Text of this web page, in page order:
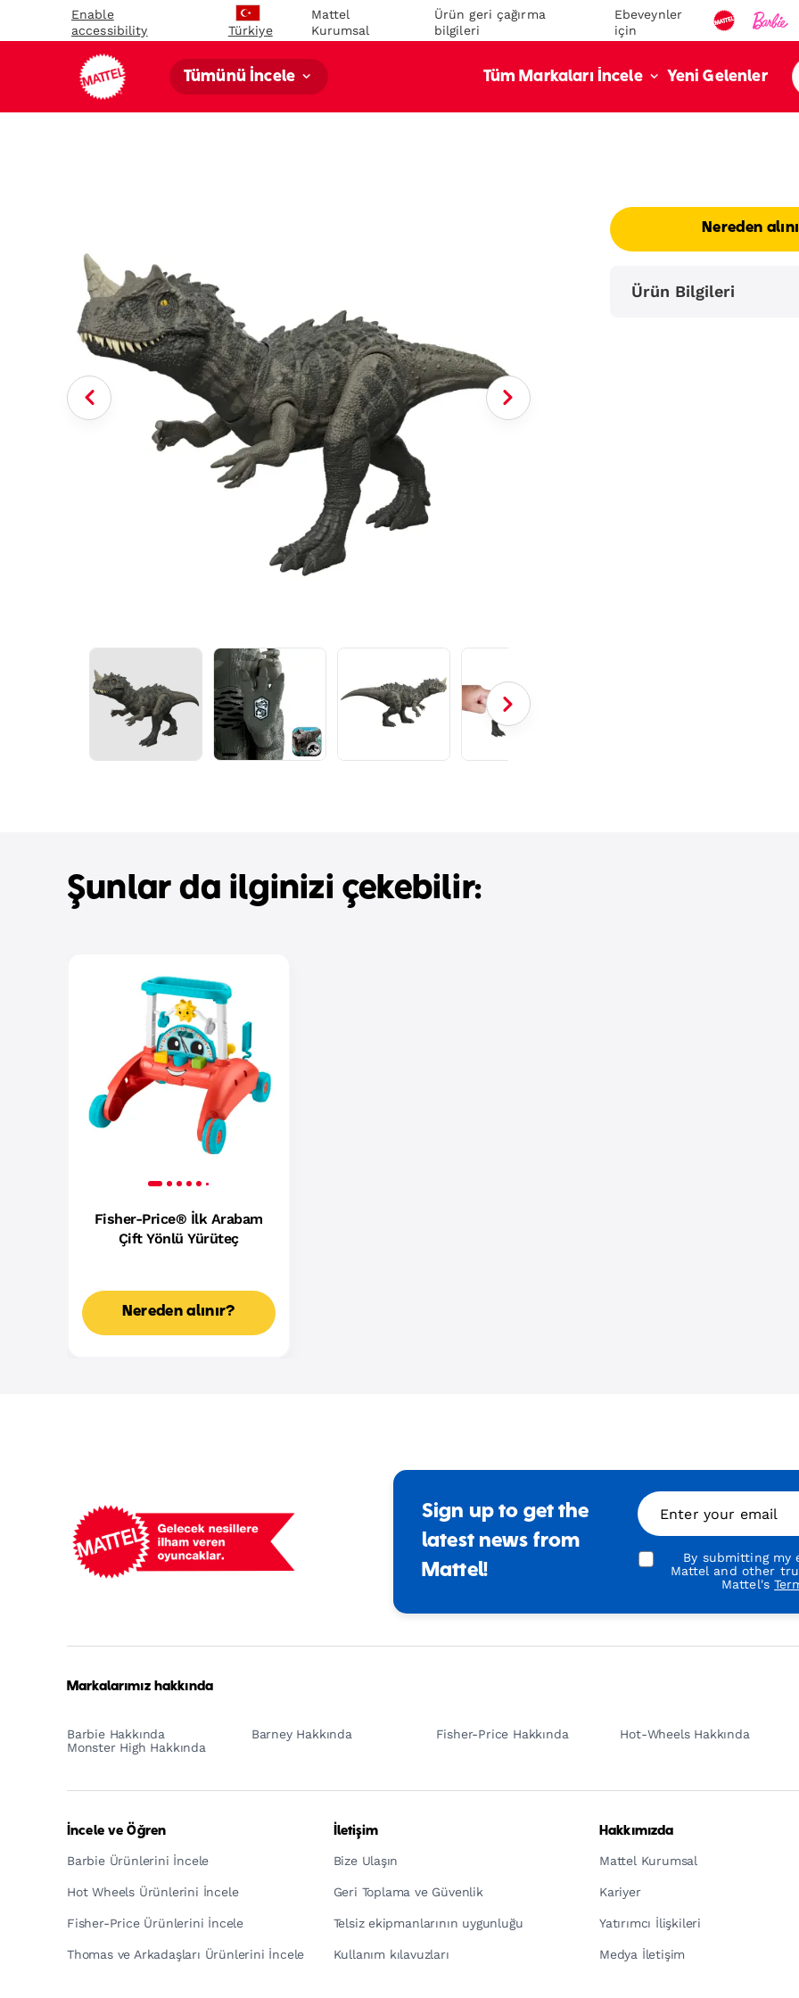
Enable
accessibility
Türkiye
Mattel
Kurumsal
Ürün geri çağırma
bilgileri
Ebeveynler
için
Tümünü İncele Tüm Markaları İncele Yeni Gelenler
Nereden
Ürün Bilgileri
Şunlar da ilginizi çekebilir:
Fisher-Price® İlk Arabam
Çift Yönlü Yürüteç
Nereden alınır?
Sign up to get the
latest news from
Mattel!
Enter your email
By submitting my
Mattel and other
Mattel's
Markalarımız hakkında
Barbie Hakkında Barney Hakkında Fisher-Price Hakkında Hot-Wheels Hakkında
Monster High Hakkında
İncele ve Öğren
Barbie Ürünlerini İncele
Hot Wheels Ürünlerini İncele
Fisher-Price Ürünlerini İncele
Thomas ve Arkadaşları Ürünlerini İncele
İletişim
Bize Ulaşın
Geri Toplama ve Güvenlik
Telsiz ekipmanlarının uygunluğu
Kullanım kılavuzları
Hakkımızda
Mattel Kurumsal
Kariyer
Yatırımcı İlişkileri
Medya İletişim